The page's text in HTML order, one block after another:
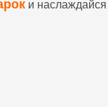
и наслаждайся